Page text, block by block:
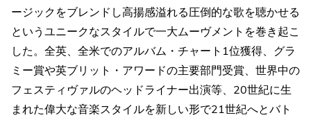
ージックをブレンドし高揚感溢れる圧倒的な歌を聴かせる
というユニークなスタイルで一大ムーヴメントを巻き起こ
した。全英、全米でのアルバム・チャート1位獲得、グラ
ミー賞や英ブリット・アワードの主要部門受賞、世界中の
フェスティヴァルのヘッドライナー出演等、20世紀に生
まれた偉大な音楽スタイルを新しい形で21世紀へとバト